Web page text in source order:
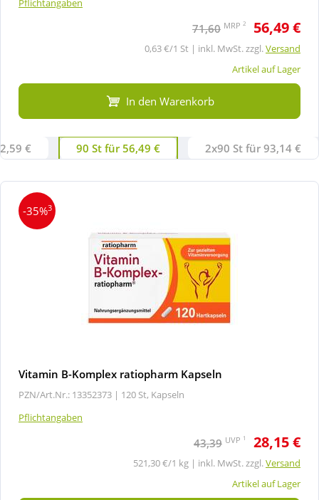
Pflichtangaben
71,60 MRP 2 56,49 €
0,63 €/1 St | inkl. MwSt. zzgl.Versand
Artikel auf Lager
In den Warenkorb
€ 90 St für 56,49 € 2x90 St für 93,14 €
-35%3
Vitamin B-Komplex ratiopharm Kapseln
PZN/Art.Nr.: 13352373 | 120 St, Kapseln
Pflichtangaben
43,39 UVP 1 28,15 €
521,30 €/1 kg | inkl. MwSt. zzgl.Versand
Artikel auf Lager